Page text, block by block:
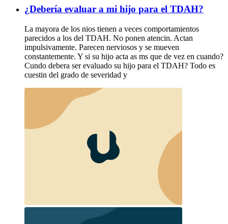
¿Debería evaluar a mi hijo para el TDAH?
La mayora de los nios tienen a veces comportamientos
parecidos a los del TDAH. No ponen atencin. Actan
impulsivamente. Parecen nerviosos y se mueven
constantemente. Y si su hijo acta as ms que de vez en cuando?
Cundo debera ser evaluado su hijo para el TDAH? Todo es
cuestin del grado de severidad y